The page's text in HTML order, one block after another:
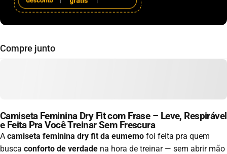
Compre junto
Camiseta Feminina Dry Fit com Frase – Leve, Respirável
e Feita Pra Você Treinar Sem Frescura
A camiseta feminina dry fit da eumemo foi feita pra quem
busca conforto de verdade na hora de treinar — sem abrir mão